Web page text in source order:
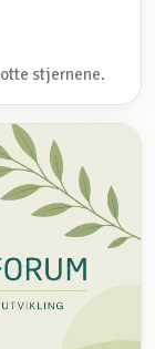
stjernene.